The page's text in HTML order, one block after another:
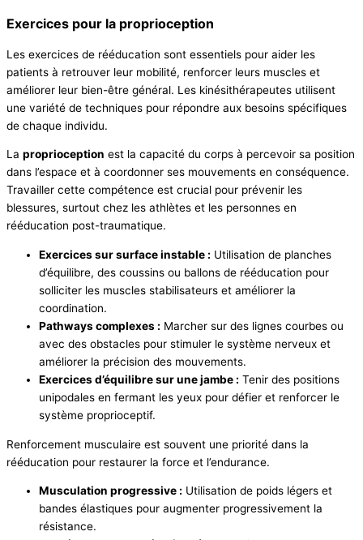
Exercices pour la proprioception
Les exercices de rééducation sont essentiels pour aider les
patients à retrouver leur mobilité, renforcer leurs muscles et
améliorer leur bien-être général. Les kinésithérapeutes utilisent
une variété de techniques pour répondre aux besoins spécifiques
de chaque individu.
La proprioception est la capacité du corps à percevoir sa position
dans l’espace et à coordonner ses mouvements en conséquence.
Travailler cette compétence est crucial pour prévenir les
blessures, surtout chez les athlètes et les personnes en
rééducation post-traumatique.
Exercices sur surface instable : Utilisation de planches
d’équilibre, des coussins ou ballons de rééducation pour
solliciter les muscles stabilisateurs et améliorer la
coordination.
Pathways complexes : Marcher sur des lignes courbes ou
avec des obstacles pour stimuler le système nerveux et
améliorer la précision des mouvements.
Exercices d’équilibre sur une jambe : Tenir des positions
unipodales en fermant les yeux pour défier et renforcer le
système proprioceptif.
Renforcement musculaire est souvent une priorité dans la
rééducation pour restaurer la force et l’endurance.
Musculation progressive : Utilisation de poids légers et
bandes élastiques pour augmenter progressivement la
résistance.